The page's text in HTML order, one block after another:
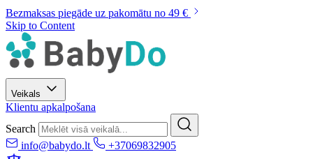
Bezmaksas piegāde uz pakomātu no 49 €
Skip to Content
Veikals
Klientu apkalpošana
Search
info@babydo.lt
+37069832905